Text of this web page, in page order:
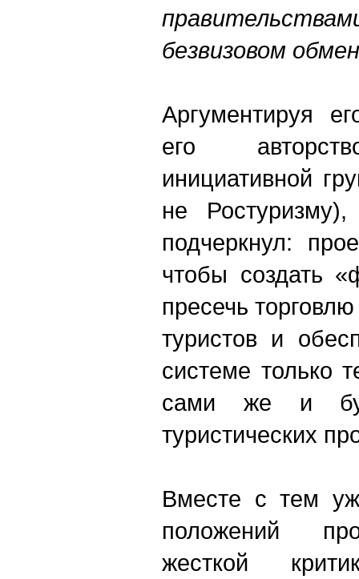
безвизовом
Аргументируя
его
инициативной
не
подчеркнул:
чтобы создать
пресечь
туристов и
системе только
сами же и
туристических
Вместе с тем
положений
жесткой